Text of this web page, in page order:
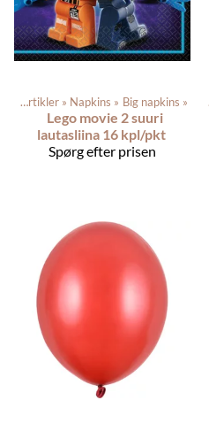
Festartikler ‪» Napkins ‪» Big napkins ‪»
Lego movie 2 suuri
lautasliina 16 kpl/pkt
Spørg efter prisen
Produkterne ‪» Balloons‪»